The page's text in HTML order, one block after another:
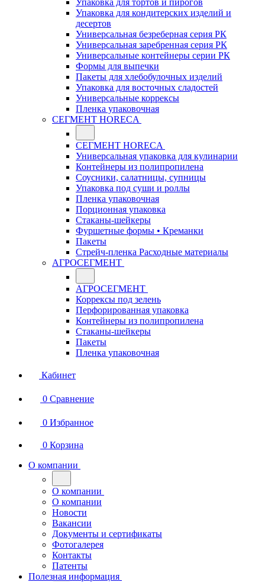
Упаковка для тортов и пирогов
Упаковка для кондитерских изделий и
десертов
Универсальная безреберная серия РК
Универсальная заребренная серия РК
Универсальные контейнеры серии РК
Формы для выпечки
Пакеты для хлебобулочных изделий
Упаковка для восточных сладостей
Универсальные коррексы
Пленка упаковочная
СЕГМЕНТ HORECA
СЕГМЕНТ HORECA
Универсальная упаковка для кулинарии
Контейнеры из полипропилена
Соусники, салатницы, супницы
Упаковка под суши и роллы
Пленка упаковочная
Порционная упаковка
Стаканы-шейкеры
Фуршетные формы • Креманки
Пакеты
Стрейч-пленка Расходные материалы
АГРОСЕГМЕНТ
АГРОСЕГМЕНТ
Коррексы под зелень
Перфорированная упаковка
Контейнеры из полипропилена
Стаканы-шейкеры
Пакеты
Пленка упаковочная
Кабинет
0 Сравнение
0 Избранное
0 Корзина
О компании
О компании
О компании
Новости
Вакансии
Документы и сертификаты
Фотогалерея
Контакты
Патенты
Полезная информация